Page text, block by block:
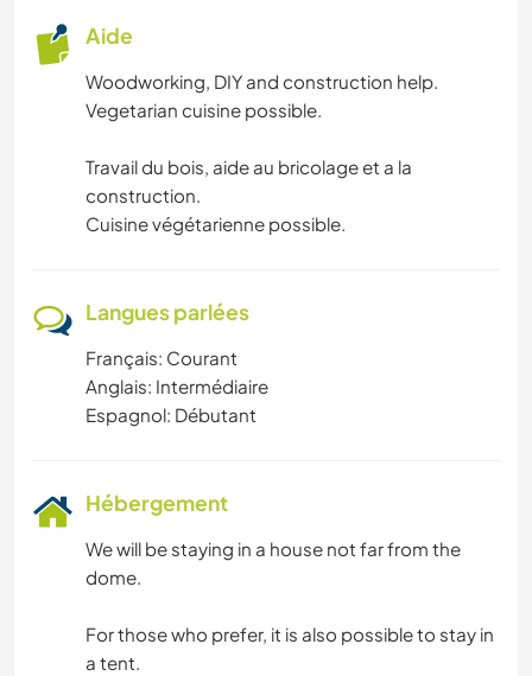
NATURE
Aide
Woodworking, DIY and construction help.
Vegetarian cuisine possible.
Travail du bois, aide au bricolage et a la
construction.
Cuisine végétarienne possible.
Langues parlées
Français: Courant
Anglais: Intermédiaire
Espagnol: Débutant
Hébergement
We will be staying in a house not far from the
dome.
For those who prefer, it is also possible to stay in
a tent.